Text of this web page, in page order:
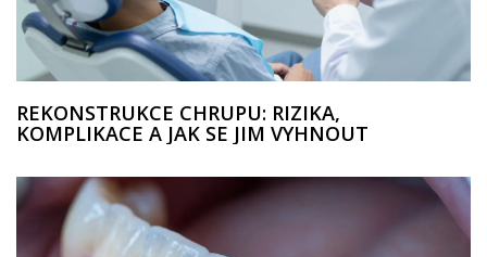
REKONSTRUKCE CHRUPU: RIZIKA,
KOMPLIKACE A JAK SE JIM VYHNOUT